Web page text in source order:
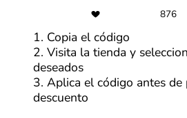
Últimas entradas
Ver más
876
1. Copia el código
2. Visita la tienda y
deseados
3. Aplica el código antes de
descuento